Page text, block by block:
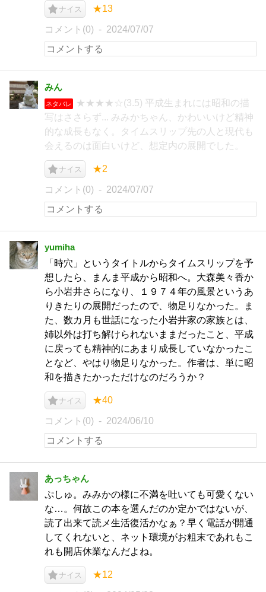
ナイス ★13
コメント(0) 2024/07/07
みん
ネタバレ
★★★★☆(3.5) 平成生まれには昭和の描
写はささらず... みみかちゃん、かわいいけど精神
的な成長もなく。タイムスリップ先の人と現代も
会えるのは面白いけど、想定内の展開でした。
ナイス ★2
コメント(0) 2024/07/07
yumiha
「時穴」というタイトルからタイムスリップを予
想したら、まんま平成から昭和へ。大森美々香か
ら小岩井さらになり、１９７４年の風景というあ
りきたりの展開だったので、物足りなかった。ま
た、数カ月も世話になった小岩井家の家族とは、
姉以外は打ち解けられないままだったこと、平成
に戻っても精神的にあまり成長していなかったこ
となど、やはり物足りなかった。作者は、単に昭
和を描きたかっただけなのだろうか？
ナイス ★40
コメント(0) 2024/06/10
あっちゃん
ぷしゅ。みみかの様に不満を吐いても可愛くない
な…。何故この本を選んだのか定かではないが、
読了出来て読メ生活復活かなぁ？早く電話が開通
してくれないと、ネット環境がお粗末であれもこ
れも開店休業なんだよね。
ナイス ★12